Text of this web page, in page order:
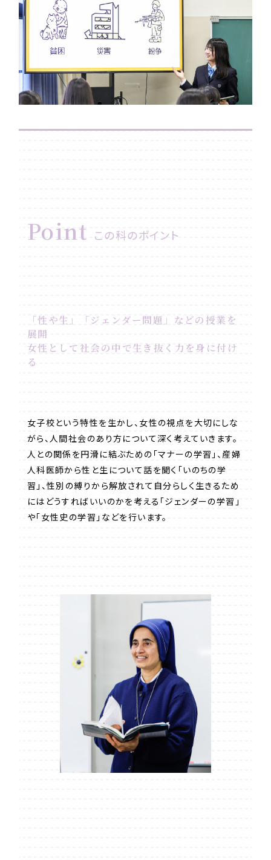
Point この科のポイント
「性や生」「ジェンダー問題」などの授業を
展開
女性として社会の中で生き抜く力を身に付け
る
女子校という特性を生かし、女性の視点を大切にしな
がら、人間社会のあり方について深く考えていきます。
人との関係を円滑に結ぶための「マナーの学習」、産婦
人科医師から性と生について話を聞く「いのちの学
習」、性別の縛りから解放されて自分らしく生きるため
にはどうすればいいのかを考える「ジェンダーの学習」
や「女性史の学習」などを行います。